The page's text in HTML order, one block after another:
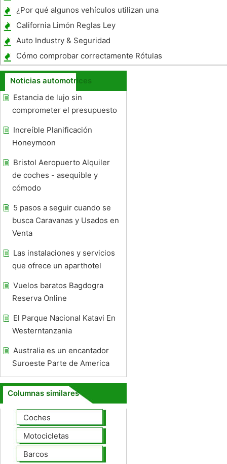
motor
¿Por qué algunos vehículos utilizan una
válvula de expansión térmica?
California Limón Reglas Ley
Auto Industry & Seguridad
Cómo comprobar correctamente Rótulas
vehículo
Noticias automotrices
Estancia de lujo sin
comprometer el presupuesto
Increíble Planificación
Honeymoon
Bristol Aeropuerto Alquiler
de coches - asequible y
cómodo
5 pasos a seguir cuando se
busca Caravanas y Usados ​​en
Venta
Las instalaciones y servicios
que ofrece un aparthotel
Vuelos baratos Bagdogra
Reserva Online
El Parque Nacional Katavi En
Westerntanzania
Australia es un encantador
Suroeste Parte de America
Columnas similares
Coches
Motocicletas
Barcos